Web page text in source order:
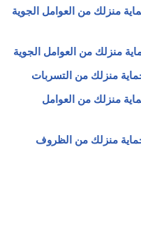
منزلك من العوامل الجوية
منزلك من العوامل الجوية
منزلك من التسربات
منزلك من العوامل
منزلك من الظروف